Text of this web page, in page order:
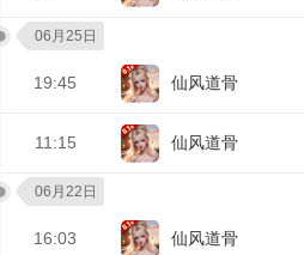
06月25日
19:45 仙风道骨
11:15 仙风道骨
06月22日
16:03 仙风道骨